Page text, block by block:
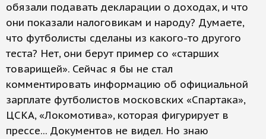
обязали подавать декларации о доходах, и что
они показали налоговикам и народу? Думаете,
что футболисты сделаны из какого-то другого
теста? Нет, они берут пример со «старших
товарищей». Сейчас я бы не стал
комментировать информацию об официальной
зарплате футболистов московских «Спартака»,
ЦСКА, «Локомотива», которая фигурирует в
прессе... Документов не видел. Но знаю